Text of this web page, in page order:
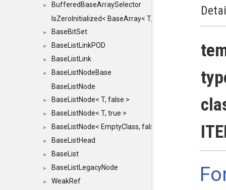
►
BufferedBaseArraySelector
IsZeroInitialized< BaseArray< T, MINCHUNKSIZE,
► BaseBitSet
► BaseListLinkPOD
► BaseListLink
►
BaseListNodeBase
BaseListNode
► BaseListNode< T, false >
► BaseListNode< T, true >
► BaseListNode< EmptyClass, false >
► BaseListHead
► BaseList
► BaseListLegacyNode
► WeakRef